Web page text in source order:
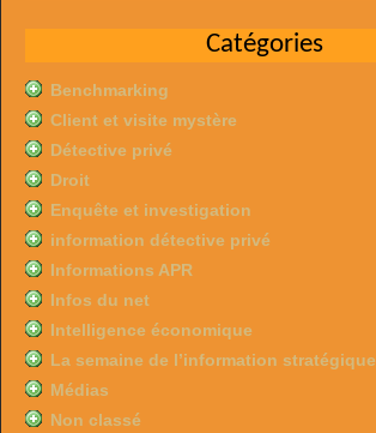
Catégories
Benchmarking
Client et visite mystère
Détective privé
Droit
Enquête et investigation
information détective privé
Informations APR
Infos du net
Intelligence économique
La semaine de l’information stratégique
Médias
Non classé